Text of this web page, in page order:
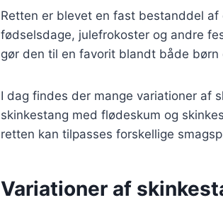
Retten er blevet en fast bestanddel
fødselsdage, julefrokoster og andre
gør den til en favorit blandt både børn
I dag findes der mange variationer af
skinkestang med flødeskum og
retten kan tilpasses forskellige
Variationer af